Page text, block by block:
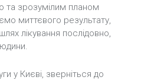
та зрозумілим планом
миттєвого результату,
лікування послідовно,
у Києві, зверніться до